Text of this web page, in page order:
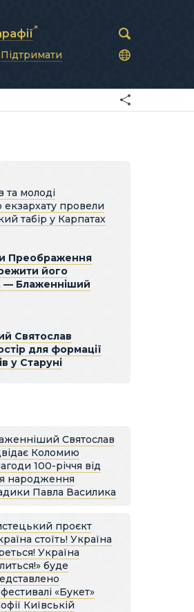
Підтримати
та молоді
провели
табір у Карпатах
Преображення
його
— Блаженніший
Святослав
для формації
у Старуні
Святослав
Коломию
100-річчя від
народження
Павла Василика
проєкт
стоїть! Україна
Україна
буде
«Букет»
Київській